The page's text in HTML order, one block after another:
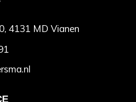
4131 MD Vianen